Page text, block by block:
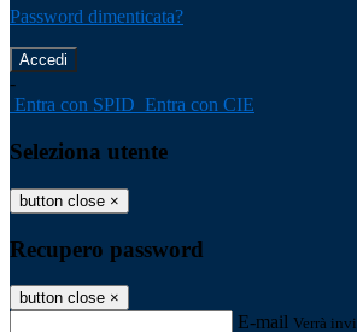
Password dimenticata?
-
Entra con SPID Entra con CIE
Seleziona utente
button close ×
Recupero password
button close ×
E-mail Verrà